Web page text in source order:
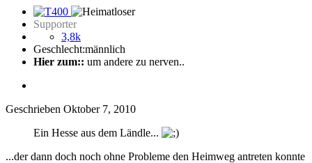
Supporter
3,8k
Geschlecht:männlich
Hier zum:: um andere zu nerven..
Geschrieben Oktober 7, 2010
Ein Hesse aus dem Ländle...
...der dann doch noch ohne Probleme den Heimweg antreten konnte